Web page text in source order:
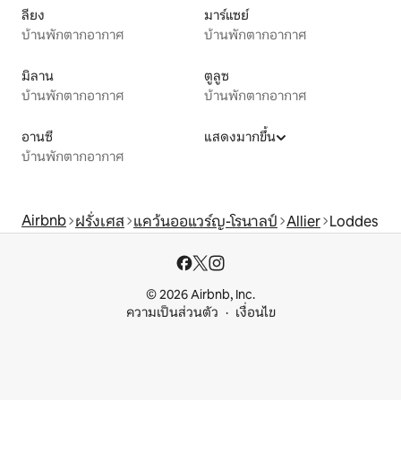
ลียง
บ้านพักตากอากาศ
มาร์แซย์
บ้านพักตากอากาศ
มิลาน
บ้านพักตากอากาศ
ตูลูซ
บ้านพักตากอากาศ
อานซี
บ้านพักตากอากาศ
แสดงมากขึ้น
Airbnb ฝรั่งเศส แคว้นออแวร์ญ-โรนาลป์ Allier Loddes
© 2026 Airbnb, Inc.
ความเป็นส่วนตัว
เงื่อนไข